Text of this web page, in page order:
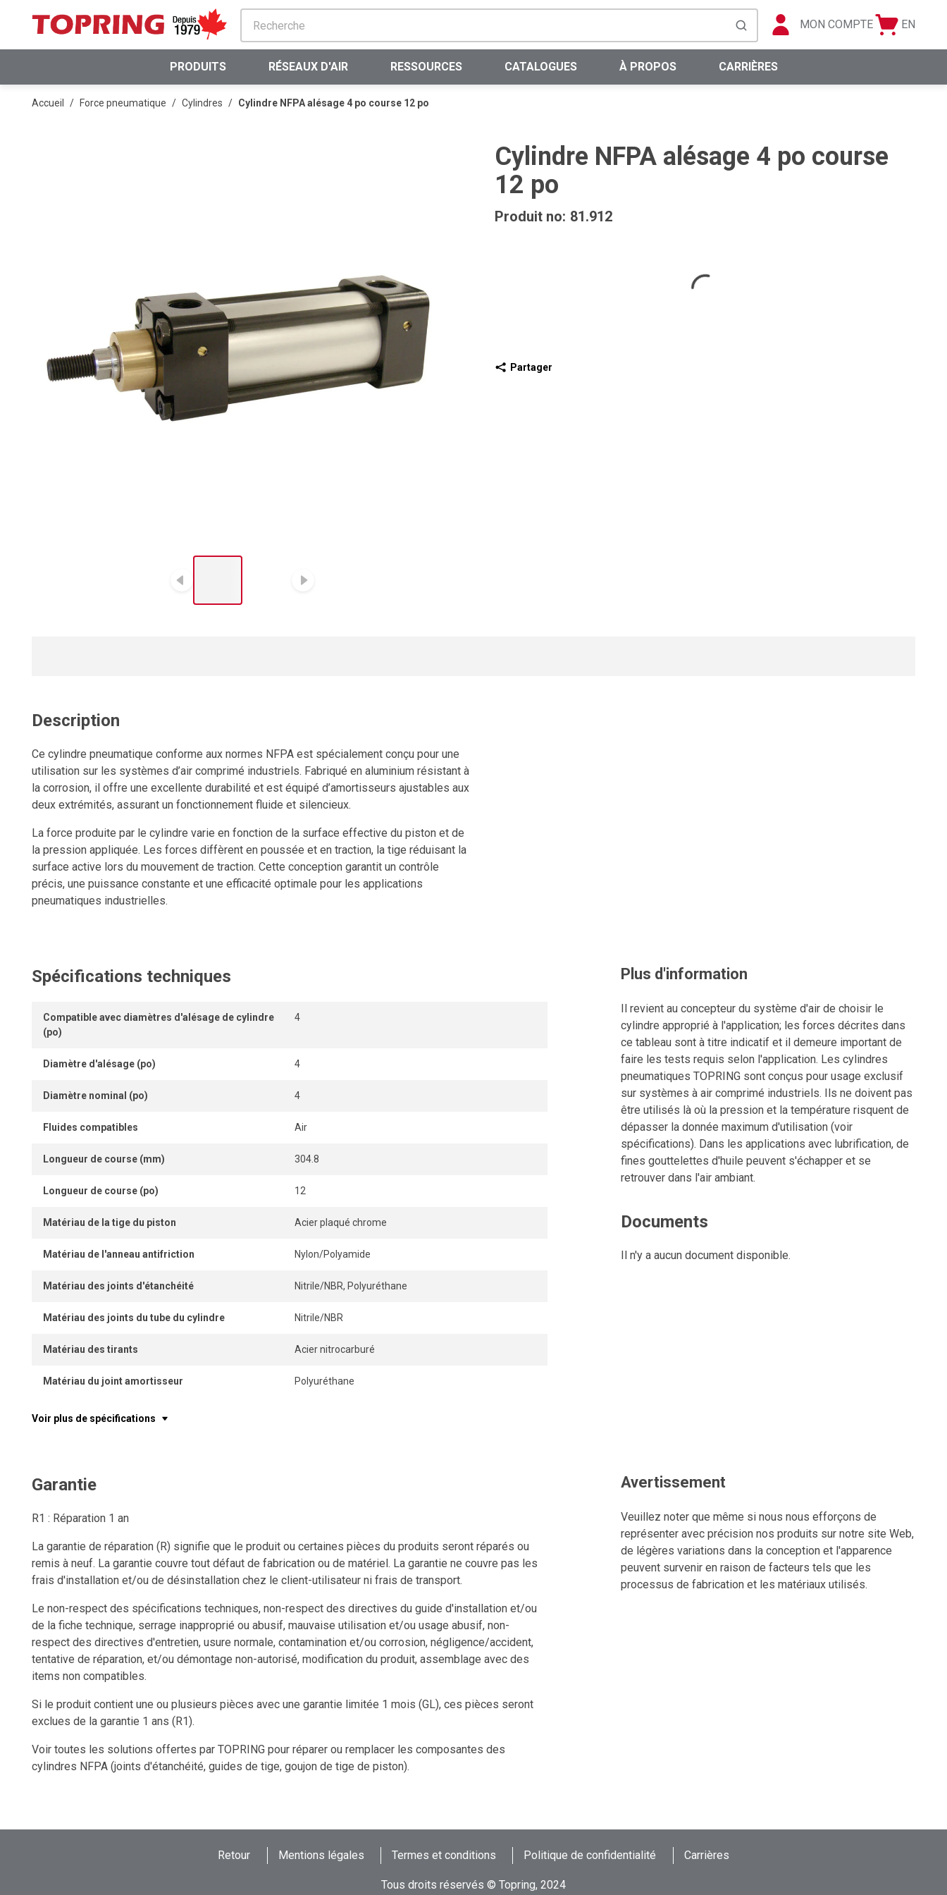
PASSER AU CONTENU PRINCIPAL
soumettre la recherche
MON COMPTE
Panier
Langue
EN
PRODUITS RÉSEAUX D'AIR RESSOURCES CATALOGUES À PROPOS CARRIÈRES
Accueil / Force pneumatique / Cylindres / Cylindre NFPA alésage 4 po course 12 po
Diapositive précédente
Cylindre NFPA alésage 4 po course
12 po
Produit no: 81.912
Partager
Description
Ce cylindre pneumatique conforme aux normes NFPA est spécialement conçu pour une
utilisation sur les systèmes d’air comprimé industriels. Fabriqué en aluminium résistant à
la corrosion, il offre une excellente durabilité et est équipé d’amortisseurs ajustables aux
deux extrémités, assurant un fonctionnement fluide et silencieux.
La force produite par le cylindre varie en fonction de la surface effective du piston et de
la pression appliquée. Les forces diffèrent en poussée et en traction, la tige réduisant la
surface active lors du mouvement de traction. Cette conception garantit un contrôle
précis, une puissance constante et une efficacité optimale pour les applications
pneumatiques industrielles.
Spécifications techniques
Compatible avec diamètres d'alésage de cylindre
(po)
4
Diamètre d'alésage (po) 4
Diamètre nominal (po) 4
Fluides compatibles Air
Longueur de course (mm) 304.8
Longueur de course (po) 12
Matériau de la tige du piston Acier plaqué chrome
Matériau de l'anneau antifriction Nylon/Polyamide
Matériau des joints d'étanchéité Nitrile/NBR, Polyuréthane
Matériau des joints du tube du cylindre Nitrile/NBR
Matériau des tirants Acier nitrocarburé
Matériau du joint amortisseur Polyuréthane
Voir plus de spécifications
Plus d'information
Il revient au concepteur du système d'air de choisir le
cylindre approprié à l'application; les forces décrites dans
ce tableau sont à titre indicatif et il demeure important de
faire les tests requis selon l'application. Les cylindres
pneumatiques TOPRING sont conçus pour usage exclusif
sur systèmes à air comprimé industriels. Ils ne doivent pas
être utilisés là où la pression et la température risquent de
dépasser la donnée maximum d'utilisation (voir
spécifications). Dans les applications avec lubrification, de
fines gouttelettes d'huile peuvent s'échapper et se
retrouver dans l'air ambiant.
Documents
Il n'y a aucun document disponible.
Garantie
R1 : Réparation 1 an
La garantie de réparation (R) signifie que le produit ou certaines pièces du produits seront réparés ou
remis à neuf. La garantie couvre tout défaut de fabrication ou de matériel. La garantie ne couvre pas les
frais d'installation et/ou de désinstallation chez le client-utilisateur ni frais de transport.
Le non-respect des spécifications techniques, non-respect des directives du guide d'installation et/ou
de la fiche technique, serrage inapproprié ou abusif, mauvaise utilisation et/ou usage abusif, non-
respect des directives d'entretien, usure normale, contamination et/ou corrosion, négligence/accident,
tentative de réparation, et/ou démontage non-autorisé, modification du produit, assemblage avec des
items non compatibles.
Si le produit contient une ou plusieurs pièces avec une garantie limitée 1 mois (GL), ces pièces seront
exclues de la garantie 1 ans (R1).
Voir toutes les solutions offertes par TOPRING pour réparer ou remplacer les composantes des
cylindres NFPA (joints d'étanchéité, guides de tige, goujon de tige de piston).
Avertissement
Veuillez noter que même si nous nous efforçons de
représenter avec précision nos produits sur notre site Web,
de légères variations dans la conception et l'apparence
peuvent survenir en raison de facteurs tels que les
processus de fabrication et les matériaux utilisés.
Retour Mentions légales Termes et conditions Politique de confidentialité Carrières
Tous droits réservés © Topring, 2024